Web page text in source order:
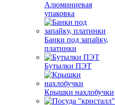
Алюминиевая
упаковка
Банки под запайку,
платинки
Бутылки ПЭТ
Крышки нахлобучки